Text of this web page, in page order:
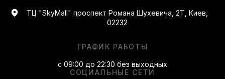
ТЦ "SkyMall" проспект Романа Шухевича, 2Т, Киев,
02232
СОЦИАЛЬНЫЕ СЕТИ
ГРАФИК РАБОТЫ
с 09:00 до 22:30 без выходных